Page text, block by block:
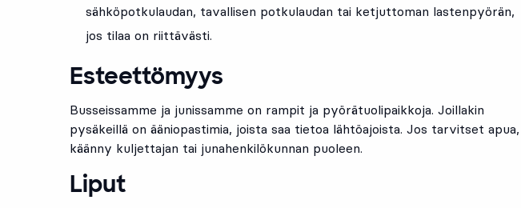
sähköpotkulaudan, tavallisen potkulaudan tai ketjuttoman lastenpyörän,
jos tilaa on riittävästi.
Esteettömyys
Busseissamme ja junissamme on rampit ja pyörätuolipaikkoja. Joillakin
pysäkeillä on ääniopastimia, joista saa tietoa lähtöajoista. Jos tarvitset apua,
käänny kuljettajan tai junahenkilökunnan puoleen.
Liput